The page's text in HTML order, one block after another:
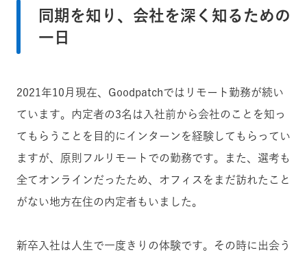
同期を知り、会社を深く知るための
一日
2021年10月現在、Goodpatchではリモート勤務が続い
ています。内定者の3名は入社前から会社のことを知っ
てもらうことを目的にインターンを経験してもらってい
ますが、原則フルリモートでの勤務です。また、選考も
全てオンラインだったため、オフィスをまだ訪れたこと
がない地方在住の内定者もいました。
新卒入社は人生で一度きりの体験です。その時に出会う